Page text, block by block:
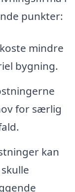
punkter:
mindre
bygning.
for særlig
kan